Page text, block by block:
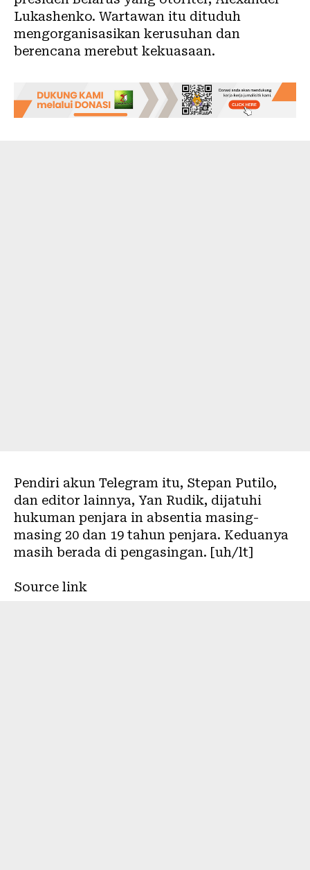
Lukashenko. Wartawan itu dituduh
mengorganisasikan kerusuhan dan
berencana merebut kekuasaan.
Pendiri akun Telegram itu, Stepan Putilo,
dan editor lainnya, Yan Rudik, dijatuhi
hukuman penjara in absentia masing-
masing 20 dan 19 tahun penjara. Keduanya
masih berada di pengasingan. [uh/lt]
Source link